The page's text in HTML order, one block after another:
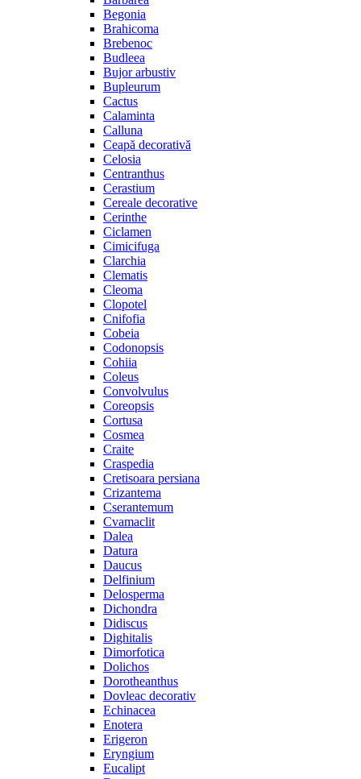
Begonia
Brahicoma
Brebenoc
Budleea
Bujor arbustiv
Bupleurum
Cactus
Calaminta
Calluna
Ceapă decorativă
Celosia
Centranthus
Cerastium
Cereale decorative
Cerinthe
Ciclamen
Cimicifuga
Clarchia
Clematis
Cleoma
Clopotel
Cnifofia
Cobeia
Codonopsis
Cohiia
Coleus
Convolvulus
Coreopsis
Cortusa
Cosmea
Craite
Craspedia
Cretisoara persiana
Crizantema
Cserantemum
Cvamaclit
Dalea
Datura
Daucus
Delfinium
Delosperma
Dichondra
Didiscus
Dighitalis
Dimorfotica
Dolichos
Dorotheanthus
Dovleac decorativ
Echinacea
Enotera
Erigeron
Eryngium
Eucalipt